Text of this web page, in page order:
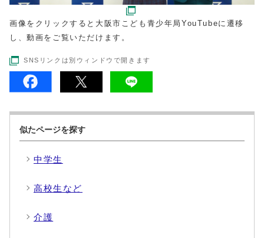
画像をクリックすると大阪市こども青少年局YouTubeに遷移
し、動画をご覧いただけます。
SNSリンクは別ウィンドウで開きます
似たページを探す
中学生
高校生など
介護